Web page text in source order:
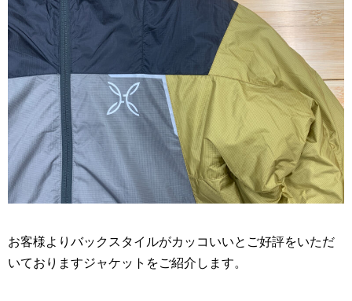
お客様よりバックスタイルがカッコいいとご好評をいただ
いておりますジャケットをご紹介します。